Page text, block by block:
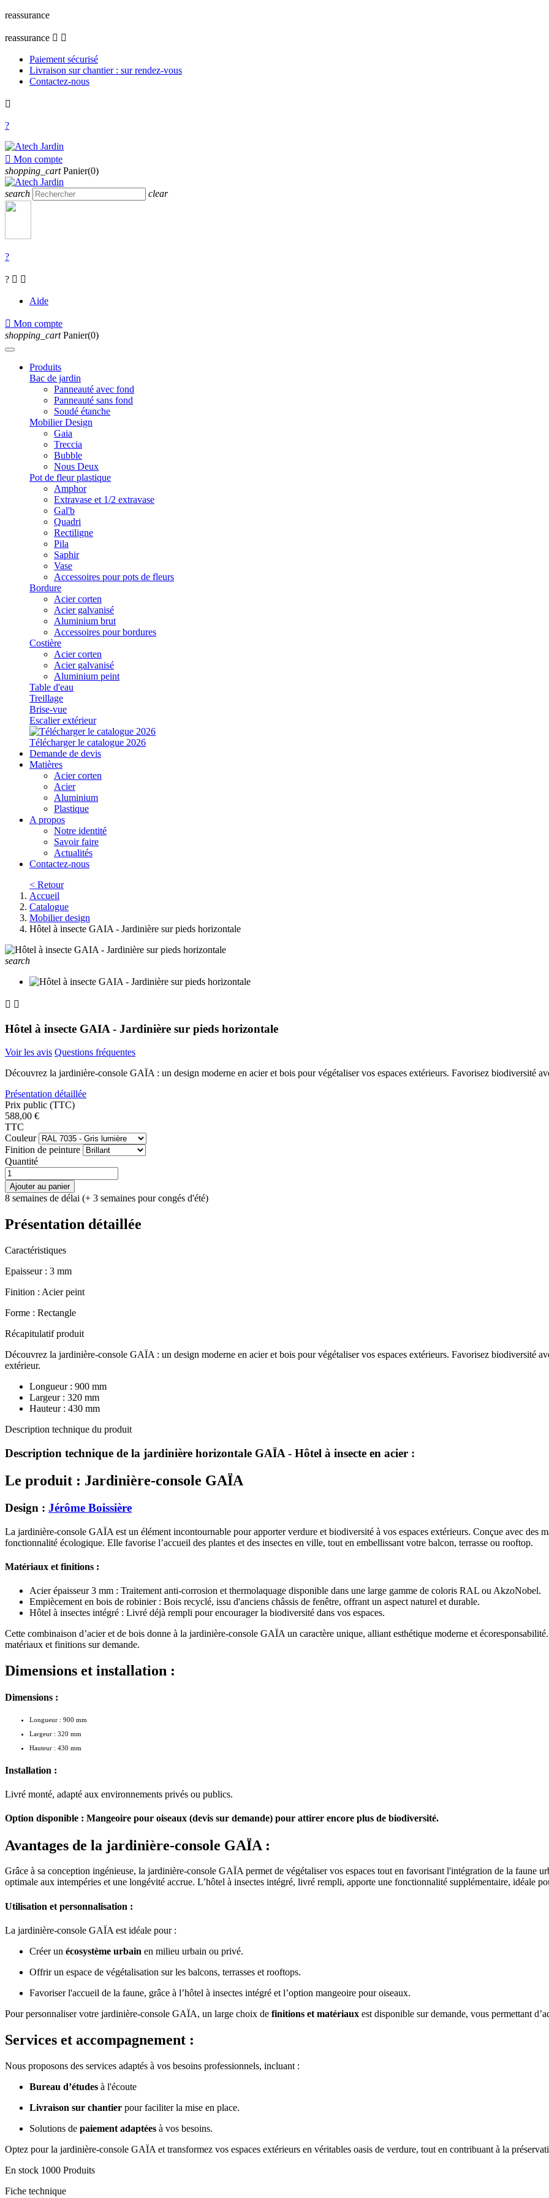
reassurance
reassurance  
Paiement sécurisé
Livraison sur chantier : sur rendez-vous
Contactez-nous

?
 Mon compte
shopping_cart Panier(0)
search clear
?
?  
Aide
 Mon compte
shopping_cart Panier(0)
Produits
Bac de jardin
Panneauté avec fond
Panneauté sans fond
Soudé étanche
Mobilier Design
Gaia
Treccia
Bubble
Nous Deux
Pot de fleur plastique
Amphor
Extravase et 1/2 extravase
Gal'b
Quadri
Rectiligne
Pila
Saphir
Vase
Accessoires pour pots de fleurs
Bordure
Acier corten
Acier galvanisé
Aluminium brut
Accessoires pour bordures
Costière
Acier corten
Acier galvanisé
Aluminium peint
Table d'eau
Treillage
Brise-vue
Escalier extérieur
Télécharger le catalogue 2026
Demande de devis
Matières
Acier corten
Acier
Aluminium
Plastique
A propos
Notre identité
Savoir faire
Actualités
Contactez-nous
< Retour
Accueil
Catalogue
Mobilier design
Hôtel à insecte GAIA - Jardinière sur pieds horizontale
search
 
Hôtel à insecte GAIA - Jardinière sur pieds horizontale
Voir les avis Questions fréquentes
Découvrez la jardinière-console GAÏA : un design moderne en acier et bois pour végétaliser vos espaces extérieurs. Favorisez biodiversité
Présentation détaillée
Prix public (TTC)
588,00 €
TTC
Couleur
Finition de peinture
Quantité
Ajouter au panier
8 semaines de délai (+ 3 semaines pour congés d'été)
Présentation détaillée
Caractéristiques
Epaisseur : 3 mm
Finition : Acier peint
Forme : Rectangle
Récapitulatif produit
Découvrez la jardinière-console GAÏA : un design moderne en acier et bois pour végétaliser vos espaces extérieurs. Favorisez biodiversité
extérieur.
Longueur : 900 mm
Largeur : 320 mm
Hauteur : 430 mm
Description technique du produit
Description technique de la jardinière horizontale GAÏA - Hôtel à insecte en acier :
Le produit : Jardinière-console GAÏA
Design : Jérôme Boissière
La jardinière-console GAÏA est un élément incontournable pour apporter verdure et biodiversité à vos espaces extérieurs. Conçue avec des
fonctionnalité écologique. Elle favorise l’accueil des plantes et des insectes en ville, tout en embellissant votre balcon, terrasse ou rooftop.
Matériaux et finitions :
Acier épaisseur 3 mm : Traitement anti-corrosion et thermolaquage disponible dans une large gamme de coloris RAL ou AkzoNobel.
Empiècement en bois de robinier : Bois recyclé, issu d'anciens châssis de fenêtre, offrant un aspect naturel et durable.
Hôtel à insectes intégré : Livré déjà rempli pour encourager la biodiversité dans vos espaces.
Cette combinaison d’acier et de bois donne à la jardinière-console GAÏA un caractère unique, alliant esthétique moderne et
matériaux et finitions sur demande.
Dimensions et installation :
Dimensions :
Longueur : 900 mm
Largeur : 320 mm
Hauteur : 430 mm
Installation :
Livré monté, adapté aux environnements privés ou publics.
Option disponible : Mangeoire pour oiseaux (devis sur demande) pour attirer encore plus de biodiversité.
Avantages de la jardinière-console GAÏA :
Grâce à sa conception ingénieuse, la jardinière-console GAÏA permet de végétaliser vos espaces tout en favorisant l'intégration de la faune
optimale aux intempéries et une longévité accrue. L’hôtel à insectes intégré, livré rempli, apporte une fonctionnalité supplémentaire, idéale
Utilisation et personnalisation :
La jardinière-console GAÏA est idéale pour :
Créer un écosystème urbain en milieu urbain ou privé.
Offrir un espace de végétalisation sur les balcons, terrasses et rooftops.
Favoriser l'accueil de la faune, grâce à l’hôtel à insectes intégré et l’option mangeoire pour oiseaux.
Pour personnaliser votre jardinière-console GAÏA, un large choix de finitions et matériaux est disponible sur demande, vous permettant
Services et accompagnement :
Nous proposons des services adaptés à vos besoins professionnels, incluant :
Bureau d’études à l'écoute
Livraison sur chantier pour faciliter la mise en place.
Solutions de paiement adaptées à vos besoins.
Optez pour la jardinière-console GAÏA et transformez vos espaces extérieurs en véritables oasis de verdure, tout en contribuant à la
En stock 1000 Produits
Fiche technique